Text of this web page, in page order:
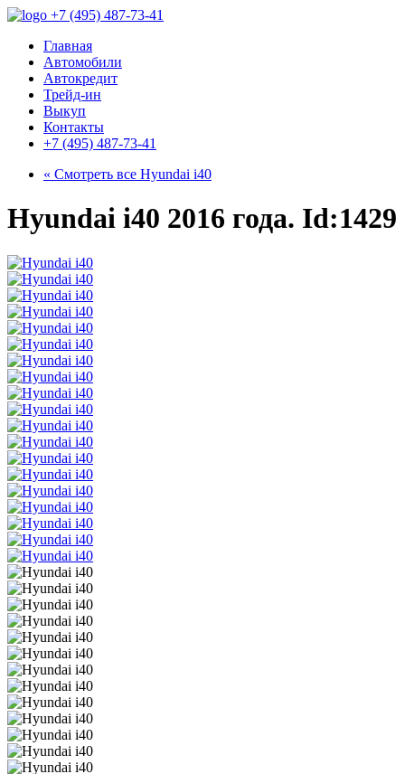
+7 (495) 487-73-41
Главная
Автомобили
Автокредит
Трейд-ин
Выкуп
Контакты
+7 (495) 487-73-41
« Смотреть все Hyundai i40
Hyundai i40 2016 года. Id:1429